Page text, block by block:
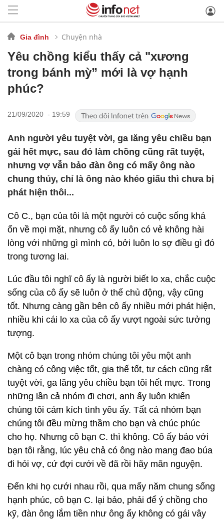
Gia đình Chuyện nhà
Yêu chồng kiểu thấy cả "xương
trong bánh mỳ” mới là vợ hạnh
phúc?
21/09/2020 - 19:59
Anh người yêu tuyệt vời, ga lăng yêu chiều bạn
gái hết mực, sau đó làm chồng cũng rất tuyệt,
nhưng vợ vẫn bảo đàn ông có mấy ông nào
chung thủy, chỉ là ông nào khéo giấu thì chưa bị
phát hiện thôi...
Cô C., bạn của tôi là một người có cuộc sống khá
ổn về mọi mặt, nhưng cô ấy luôn có vẻ không hài
lòng với những gì mình có, bởi luôn lo sợ điều gì đó
trong tương lai.
Lúc đầu tôi nghĩ cô ấy là người biết lo xa, chắc cuộc
sống của cô ấy sẽ luôn ở thế chủ động, vậy cũng
tốt. Nhưng càng gần bên cô ấy nhiều mới phát hiện,
nhiều khi cái lo xa của cô ấy vượt ngoài sức tưởng
tượng.
Một cô bạn trong nhóm chúng tôi yêu một anh
chàng có công việc tốt, gia thế tốt, tư cách cũng rất
tuyệt vời, ga lăng yêu chiều bạn tôi hết mực. Trong
những lần cả nhóm đi chơi, anh ấy luôn khiến
chúng tôi cảm kích tình yêu ấy. Tất cả nhóm bạn
chúng tôi đều mừng thầm cho bạn và chúc phúc
cho họ. Nhưng cô bạn C. thì không. Cô ấy bảo với
bạn tôi rằng, lúc yêu chả có ông nào mang đao búa
đi hỏi vợ, cứ đợi cưới về đã rồi hãy mãn nguyện.
Đến khi họ cưới nhau rồi, qua mấy năm chung sống
hạnh phúc, cô bạn C. lại bảo, phải để ý chồng cho
kỹ, đàn ông lắm tiền như ông ấy không có gái vây